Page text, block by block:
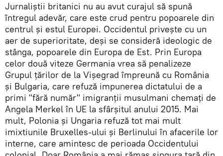
Jurnaliștii britanici nu au avut curajul să spună
întregul adevăr, care este crud pentru popoarele din
centrul și estul Europei. Occidentul privește cu un
aer de superioritate, deși se consideră ideologic de
stânga, popoarele din Europa de Est. Prin Europa
celor două viteze Germania vrea să penalizeze
Grupul țărilor de la Vișegrad împreună cu România
și Bulgaria, care refuză impunerea dictatului de a
primi "fără număr" imigranții musulmani chemați de
Angela Merkel în UE la sfârșitul anului 2015. Mai
mult, Polonia și Ungaria refuză tot mai mult
imixtiunile Bruxelles-ului și Berlinului în afacerile lor
interne, care amintesc de perioada Occidentului